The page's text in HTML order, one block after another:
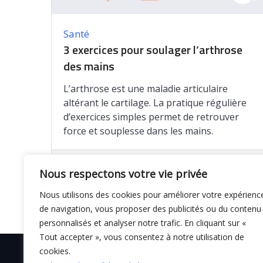
Nous respectons votre vie privée
Nous utilisons des cookies pour améliorer votre
de navigation, vous proposer des publicités ou du contenu
personnalisés et analyser notre trafic. En cliquant sur «
Tout accepter », vous consentez à notre utilisation de
cookies.
Santé
3 exercices pour soulager l’arthrose
des mains
L’arthrose est une maladie articulaire
altérant le cartilage. La pratique régulière
d’exercices simples permet de retrouver
force et souplesse dans les mains.
Enregistrer